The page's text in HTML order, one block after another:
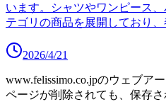
います。シャツやワンピース
テゴリの商品を展開しており、
2026/4/21
www.felissimo.co.jpのウェブア
ページが削除されても、保存